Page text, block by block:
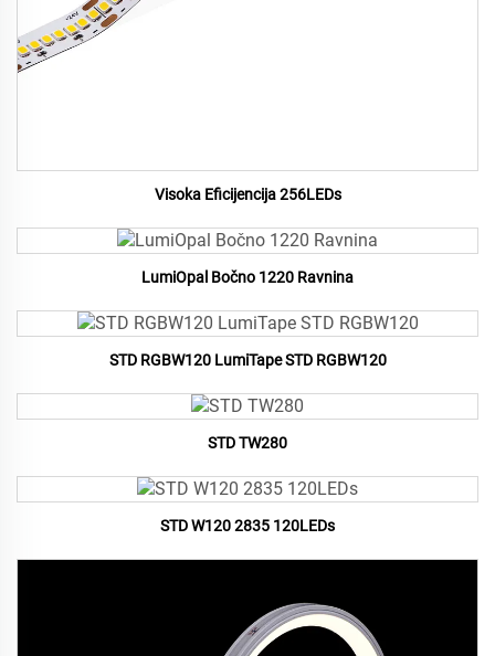
Visoka Eficijencija 256LEDs
LumiOpal Bočno 1220 Ravnina
STD RGBW120 LumiTape STD RGBW120
STD TW280
STD W120 2835 120LEDs